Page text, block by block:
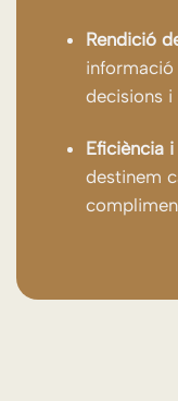
Rendició
decisions i
Eficiència
destinem